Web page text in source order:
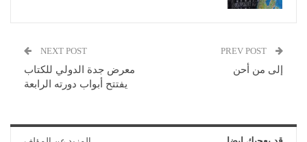
إلى من أحن
NEXT POST
معرض جدة الدولي للكتاب
يفتتح أبواب دورته الرابعة